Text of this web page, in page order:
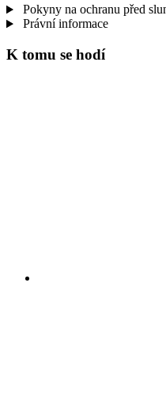
Pokyny na ochranu před
Právní informace
K tomu se hodí